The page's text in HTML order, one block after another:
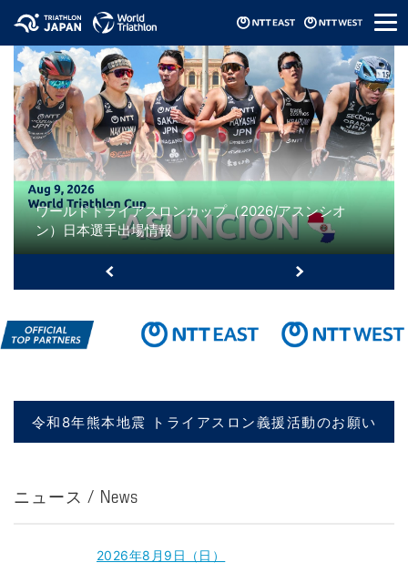
メ
ニ
ュ
ー
ワールドトライアスロンカップ（2026/アスンシオ
ン）日本選手出場情報
令和8年熊本地震 トライアスロン義援活動のお願い
ニュース / News
2026年8月9日（日）